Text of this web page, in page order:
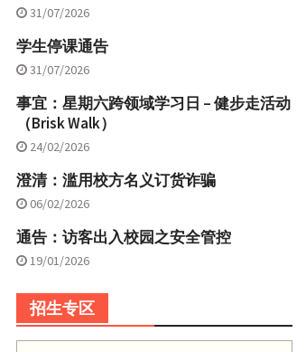
31/07/2026
学生停课通告
31/07/2026
事宜：星期六跨领域学习日 – 健步走活动
（Brisk Walk）
24/02/2026
澄清：滥用校方名义订货诈骗
06/02/2026
通告：访客出入校园之安全管控
19/01/2026
招生专区